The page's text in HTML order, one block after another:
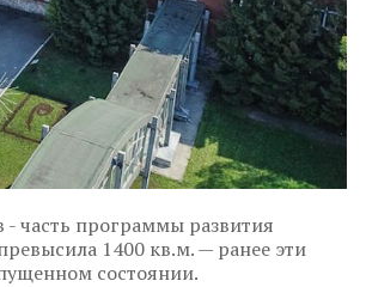
- часть программы развития
1400 кв.м. — ранее эти
состоянии.